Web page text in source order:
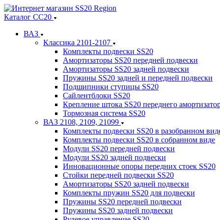
Каталог СС20
ВАЗ
Классика 2101-2107
Комплекты подвески SS20
Амортизаторы SS20 передней подвески
Амортизаторы SS20 задней подвески
Пружины SS20 задней и передней подвески
Подшипники ступицы SS20
Сайлентблоки SS20
Крепление штока SS20 переднего
Тормозная система SS20
ВАЗ 2108, 2109, 21099
Комплекты подвески SS20 в разобранном
Комплекты подвески SS20 в собранном виде
Модули SS20 передней подвески
Модули SS20 задней подвески
Инновационные опоры передних стоек SS20
Стойки передней подвески SS20
Амортизаторы SS20 задней подвески
Комплекты пружин SS20 для подвески
Пружины SS20 передней подвески
Пружины SS20 задней подвески